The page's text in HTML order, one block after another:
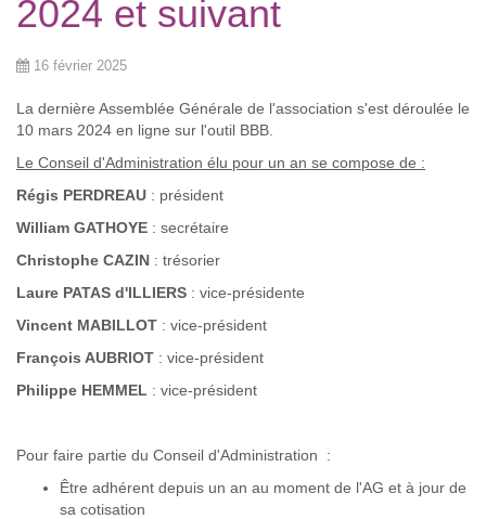
2024 et suivant
16 février 2025
La dernière Assemblée Générale de l'association s'est déroulée le
10 mars 2024 en ligne sur l'outil BBB.
Le Conseil d'Administration élu pour un an se compose de :
Régis PERDREAU : président
William GATHOYE : secrétaire
Christophe CAZIN : trésorier
Laure PATAS d'ILLIERS : vice-présidente
Vincent MABILLOT : vice-président
François AUBRIOT : vice-président
Philippe HEMMEL : vice-président
Pour faire partie du Conseil d'Administration :
Être adhérent depuis un an au moment de l'AG et à jour de
sa cotisation